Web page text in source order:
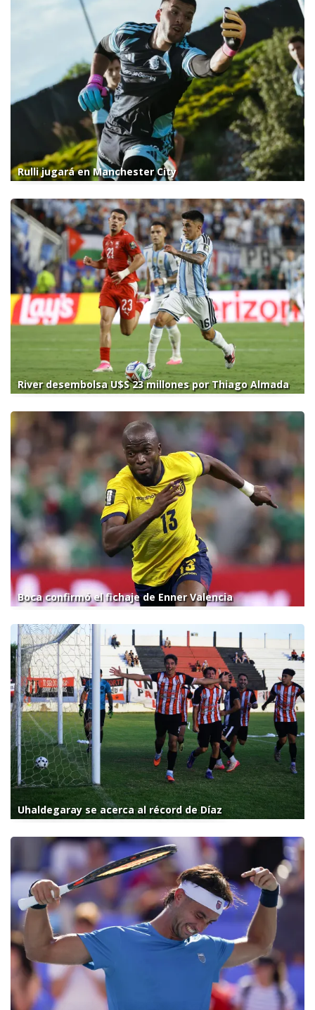
Rulli jugará en Manchester City
River desembolsa U$S 23 millones por Thiago Almada
Boca confirmó el fichaje de Enner Valencia
Uhaldegaray se acerca al récord de Díaz